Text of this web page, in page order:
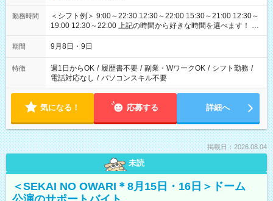
勤務時間
＜シフト例＞ 9:00～22:30 12:30～22:00 15:30～21:00 12:30～
19:00 12:30～22:00 上記の時間から好きな時間を選べます！ ※
時間は変更となる可能性があります
期間 9月8日・9日
特徴 週1日からOK / 履歴書不要 / 副業・WワークOK / シフト勤務 /
電話対応なし / パソコンスキル不要
気になる！ 応募する 詳細へ
掲載日：2026.08.04
未読
＜SEKAI NO OWARI＊8月15日・16日＞ドーム